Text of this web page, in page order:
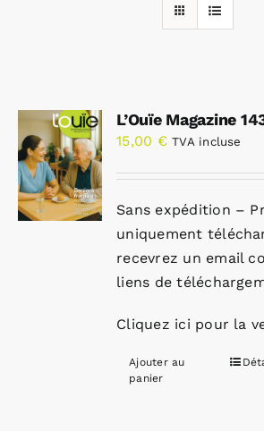
Annonces emploi
L’Ouïe Magazine
15,00 € TVA incluse
Sans expédition –
uniquement
recevrez un email
liens de
Cliquez ici pour la
Ajouter au
panier